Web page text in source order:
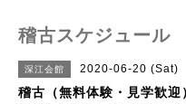
稽古スケジュール
深江会館 2020-06-20 (Sat)
稽古（無料体験・見学歓迎